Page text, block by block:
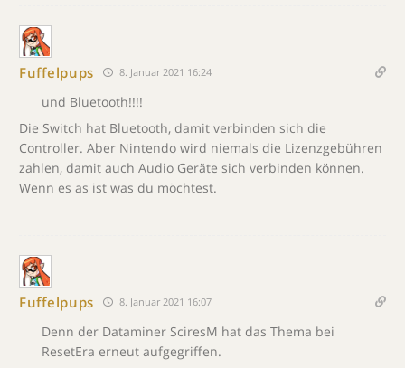
Fuffelpups 8. Januar 2021 16:24
und Bluetooth!!!!
Die Switch hat Bluetooth, damit verbinden sich die
Controller. Aber Nintendo wird niemals die Lizenzgebühren
zahlen, damit auch Audio Geräte sich verbinden können.
Wenn es as ist was du möchtest.
Fuffelpups 8. Januar 2021 16:07
Denn der Dataminer SciresM hat das Thema bei
ResetEra erneut aufgegriffen.